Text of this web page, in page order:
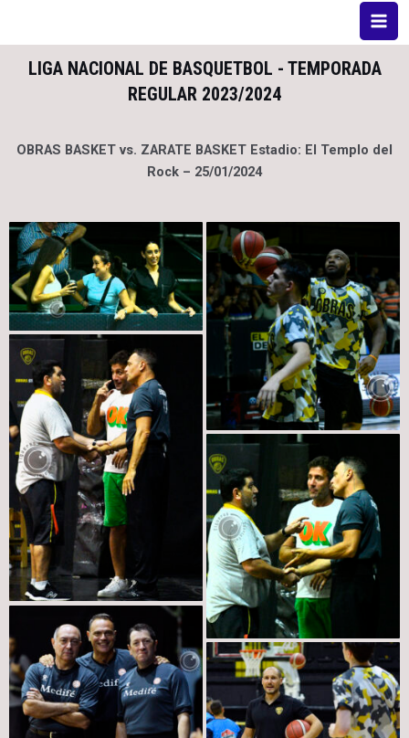
LIGA NACIONAL DE BASQUETBOL - TEMPORADA
REGULAR 2023/2024
OBRAS BASKET vs. ZARATE BASKET Estadio: El Templo del
Rock – 25/01/2024